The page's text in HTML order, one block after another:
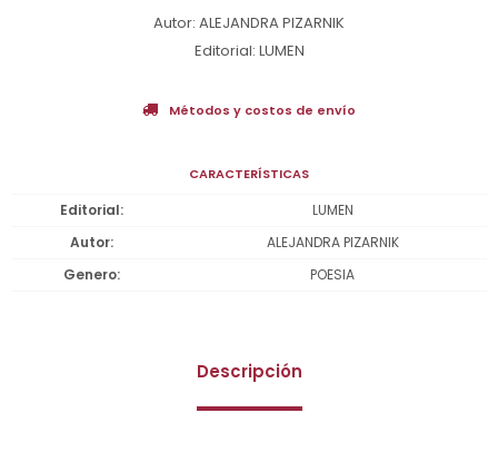
Autor: ALEJANDRA PIZARNIK
Editorial: LUMEN
Métodos y costos de envío
CARACTERÍSTICAS
Editorial
LUMEN
Autor
ALEJANDRA PIZARNIK
Genero
POESIA
Descripción